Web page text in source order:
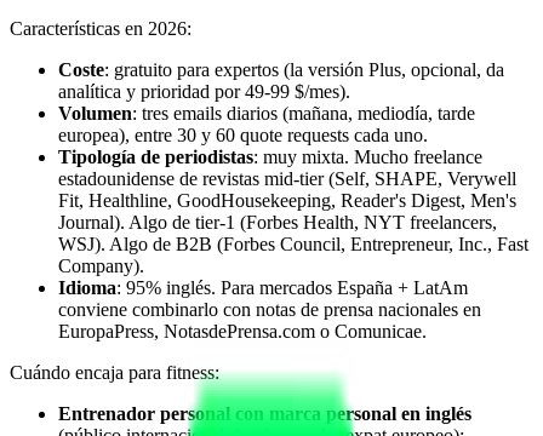
Características en 2026:
Coste: gratuito para expertos (la versión Plus, opcional, da
analítica y prioridad por 49-99 $/mes).
Volumen: tres emails diarios (mañana, mediodía, tarde
europea), entre 30 y 60 quote requests cada uno.
Tipología de periodistas: muy mixta. Mucho freelance
estadounidense de revistas mid-tier (Self, SHAPE, Verywell
Fit, Healthline, GoodHousekeeping, Reader's Digest, Men's
Journal). Algo de tier-1 (Forbes Health, NYT freelancers,
WSJ). Algo de B2B (Forbes Council, Entrepreneur, Inc., Fast
Company).
Idioma: 95% inglés. Para mercados España + LatAm
conviene combinarlo con notas de prensa nacionales en
EuropaPress, NotasdePrensa.com o Comunicae.
Cuándo encaja para fitness:
Entrenador personal con marca personal en inglés